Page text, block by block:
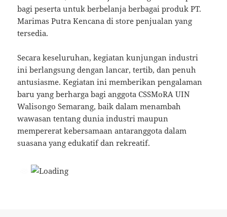
bagi peserta untuk berbelanja berbagai produk PT.
Marimas Putra Kencana di store penjualan yang
tersedia.
Secara keseluruhan, kegiatan kunjungan industri
ini berlangsung dengan lancar, tertib, dan penuh
antusiasme. Kegiatan ini memberikan pengalaman
baru yang berharga bagi anggota CSSMoRA UIN
Walisongo Semarang, baik dalam menambah
wawasan tentang dunia industri maupun
mempererat kebersamaan antaranggota dalam
suasana yang edukatif dan rekreatif.